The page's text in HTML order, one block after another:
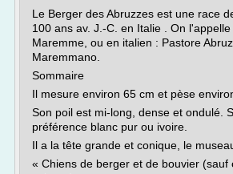
Le Berger des Abruzzes est une race
100 ans av. J.-C. en Italie . On
Maremme, ou en italien : Pastore
Maremmano.
Sommaire
Il mesure environ 65 cm et pèse
Son poil est mi-long, dense et ondulé.
préférence blanc pur ou ivoire.
Il a la tête grande et conique, le
« Chiens de berger et de bouvier (sauf